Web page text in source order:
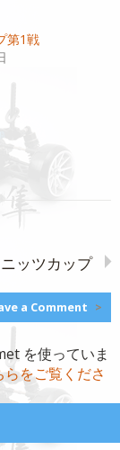
第1戦
ッツカップ
a Comment >
を使っていま
をご覧くださ